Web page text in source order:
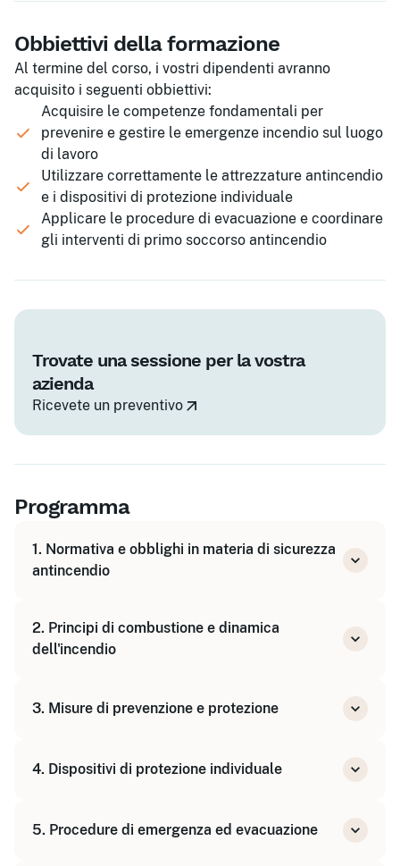
Obbiettivi della formazione
Al termine del corso, i vostri dipendenti avranno
acquisito i seguenti obbiettivi:
Acquisire le competenze fondamentali per
prevenire e gestire le emergenze incendio sul luogo
di lavoro
Utilizzare correttamente le attrezzature antincendio
e i dispositivi di protezione individuale
Applicare le procedure di evacuazione e coordinare
gli interventi di primo soccorso antincendio
Trovate una sessione per la vostra
azienda
Ricevete un preventivo
Programma
1. Normativa e obblighi in materia di sicurezza
antincendio
Ruolo degli addetti antincendio
2. Principi di combustione e dinamica
dell'incendio
Classificazione degli incendi
3. Misure di prevenzione e protezione
Presidi e impianti antincendio
4. Dispositivi di protezione individuale
Utilizzo e manutenzione
5. Procedure di emergenza ed evacuazione